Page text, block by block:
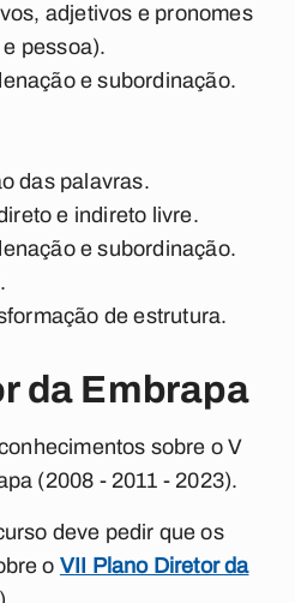
adjetivos e pronomes
pessoa).
e subordinação.
das palavras.
e indireto livre.
e subordinação.
de estrutura.
da Embrapa
sobre o V
(2008 - 2011 - 2023).
deve pedir que os
o VII Plano Diretor da